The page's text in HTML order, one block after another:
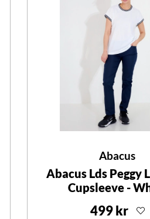
Abacus
Abacus Lds Peggy
Cupsleeve -
499 kr